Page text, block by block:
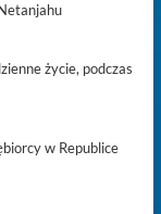
życie, podczas
w Republice